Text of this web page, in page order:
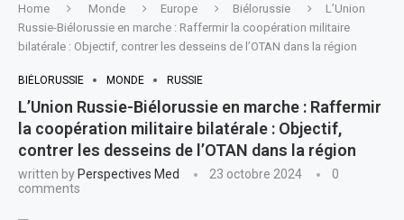
Home Monde Europe Biélorussie
L’Union
Russie-Biélorussie en marche : Raffermir la coopération militaire
bilatérale : Objectif, contrer les desseins de l’OTAN dans la région
BIÉLORUSSIE MONDE RUSSIE
L’Union Russie-Biélorussie en marche : Raffermir
la coopération militaire bilatérale : Objectif,
contrer les desseins de l’OTAN dans la région
written by Perspectives Med 23 octobre 2024
0
comments